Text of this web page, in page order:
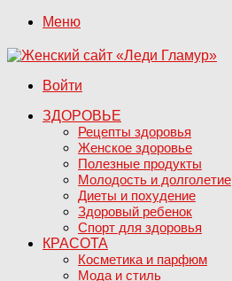
Меню
Войти
ЗДОРОВЬЕ
Рецепты здоровья
Женское здоровье
Полезные продукты
Молодость и долголетие
Диеты и похудение
Здоровый ребенок
Спорт для здоровья
КРАСОТА
Косметика и парфюм
Мода и стиль